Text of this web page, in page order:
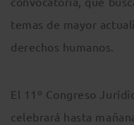
temas de mayor
derechos humanos.
El 11º Congreso
celebrará hasta